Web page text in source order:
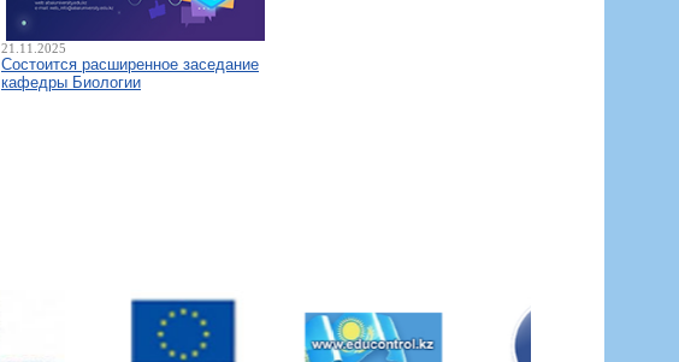
21.11.2025
Состоится расширенное заседание
кафедры Биологии